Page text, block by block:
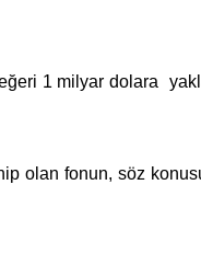
1 milyar dolara
olan fonun, söz